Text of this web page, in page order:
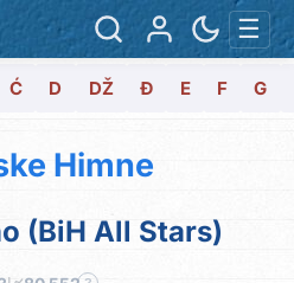
☰
Ć D DŽ Đ E F G
Himne
(BiH All Stars)